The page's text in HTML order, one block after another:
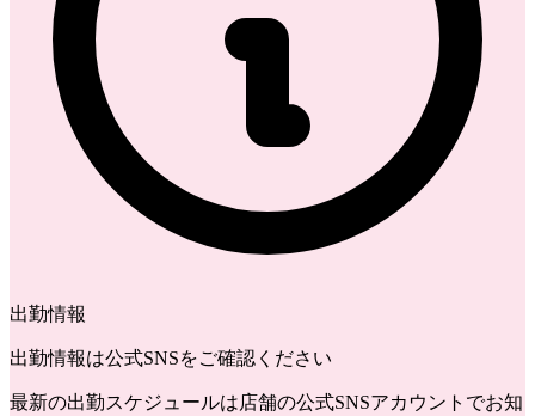
出勤情報
出勤情報は公式SNSをご確認ください
最新の出勤スケジュールは店舗の公式SNSアカウントでお知